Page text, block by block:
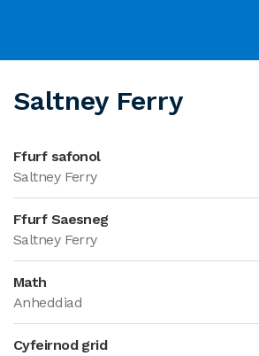
Saltney Ferry
Ffurf safonol
Saltney Ferry
Ffurf Saesneg
Saltney Ferry
Math
Anheddiad
Cyfeirnod grid